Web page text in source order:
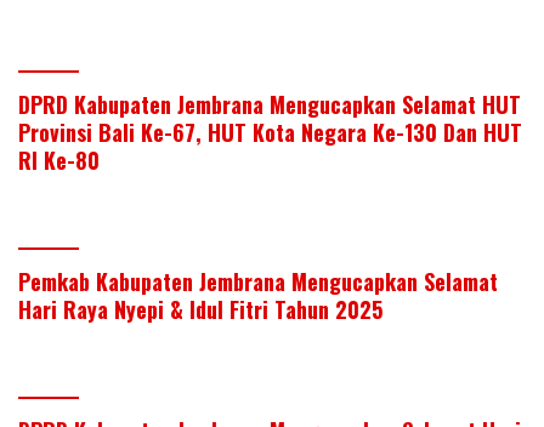
DPRD Kabupaten Jembrana Mengucapkan Selamat HUT
Provinsi Bali Ke-67, HUT Kota Negara Ke-130 Dan HUT
RI Ke-80
Pemkab Kabupaten Jembrana Mengucapkan Selamat
Hari Raya Nyepi & Idul Fitri Tahun 2025